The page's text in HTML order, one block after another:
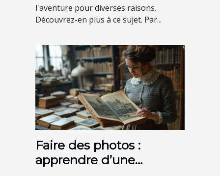
l'aventure pour diverses raisons.
Découvrez-en plus à ce sujet. Par...
Faire des photos :
apprendre d’une